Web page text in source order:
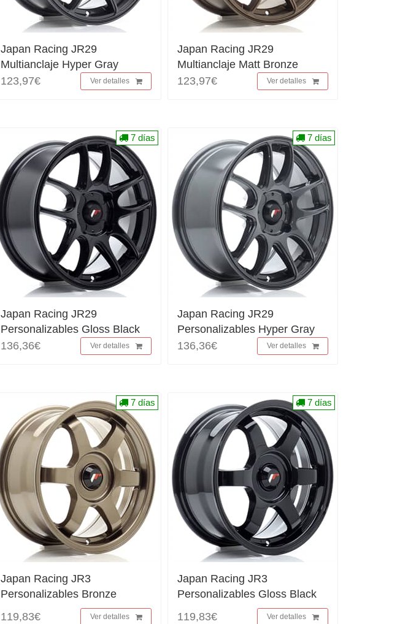
Japan Racing JR29
Multianclaje Hyper Gray
123,97€
Ver detalles
Japan Racing JR29
Multianclaje Matt Bronze
123,97€
Ver detalles
Japan Racing JR29
Personalizables Gloss Black
136,36€
Ver detalles
7 días
Japan Racing JR29
Personalizables Hyper Gray
136,36€
Ver detalles
7 días
Japan Racing JR3
Personalizables Bronze
119,83€
Ver detalles
7 días
Japan Racing JR3
Personalizables Gloss Black
119,83€
Ver detalles
7 días